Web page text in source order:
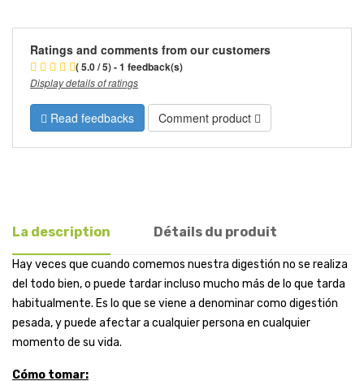
Ratings and comments from our customers
( 5.0 / 5) - 1 feedback(s)
Display details of ratings
Read feedbacks Comment product
La description Détails du produit
Hay veces que cuando comemos nuestra digestión no se realiza
del todo bien, o puede tardar incluso mucho más de lo que tarda
habitualmente. Es lo que se viene a denominar como digestión
pesada, y puede afectar a cualquier persona en cualquier
momento de su vida.
Cómo tomar: